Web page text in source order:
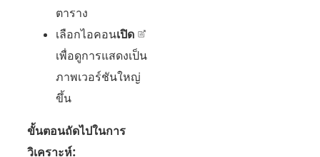
ตาราง
เลือกไอคอนเปิด
เพื่อดูการแสดงเป็น
ภาพเวอร์ชันใหญ่
ขึ้น
ขั้นตอนถัดไปในการ
วิเคราะห์: